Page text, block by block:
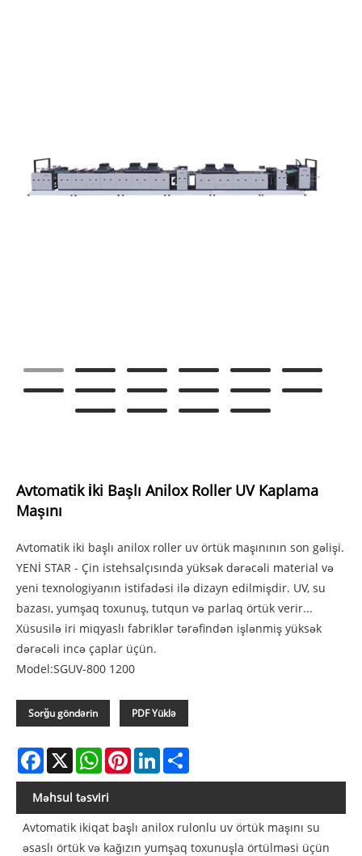
Avtomatik İki Başlı Anilox Roller UV Kaplama
Maşını
Avtomatik iki başlı anilox roller uv örtük maşınının son gəlişi.
YENİ STAR - Çin istehsalçısında yüksək dərəcəli material və
yeni texnologiyanın istifadəsi ilə dizayn edilmişdir. UV, su
bazası, yumşaq toxunuş, tutqun və parlaq örtük verir...
Xüsusilə iri miqyaslı fabriklər tərəfindən işlənmiş yüksək
dərəcəli incə çaplar üçün.
Model:SGUV-800 1200
Sorğu göndərin PDF Yüklə
Facebook
X WhatsAppPinterestLinkedIn
Məhsul təsviri
Avtomatik ikiqat başlı anilox rulonlu uv örtük maşını su
əsaslı örtük və kağızın yumşaq toxunuşla örtülməsi üçün